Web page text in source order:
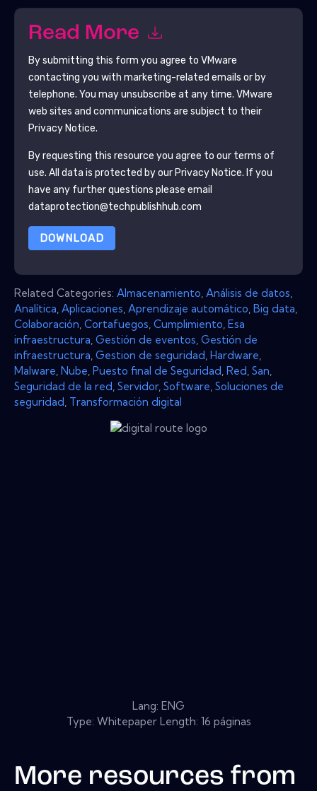
Read More
By submitting this form you agree to VMware
contacting you with marketing-related emails or by
telephone. You may unsubscribe at any time. VMware
web sites and communications are subject to their
Privacy Notice.
By requesting this resource you agree to our terms of
use. All data is protected by our Privacy Notice. If you
have any further questions please email
dataprotection@techpublishhub.com
DOWNLOAD
Related Categories: Almacenamiento Análisis de datos
Analítica Aplicaciones Aprendizaje automático Big data
Colaboración Cortafuegos Cumplimiento Esa
infraestructura Gestión de eventos Gestión de
infraestructura Gestion de seguridad Hardware
Malware Nube Puesto final de Seguridad Red San
Seguridad de la red Servidor, Software Soluciones de
seguridad Transformación digital
Lang: ENG
Type: Whitepaper Length: 16 páginas
More resources from